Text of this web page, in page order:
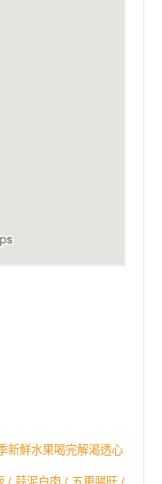
新鮮水果喝完解渴透心